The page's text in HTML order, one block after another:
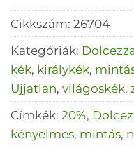
Cikkszám: 26704
Kategóriák:
kék, királykék,
Ujjatlan, világoskék,
Címkék: 20%,
kényelmes, mintás,